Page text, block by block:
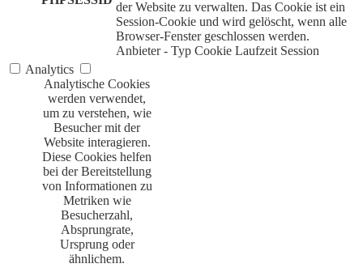
der Website zu verwalten. Das Cookie ist ein
Session-Cookie und wird gelöscht, wenn alle
Browser-Fenster geschlossen werden.
Anbieter - Typ Cookie Laufzeit Session
Analytics
Analytische Cookies
werden verwendet,
um zu verstehen, wie
Besucher mit der
Website interagieren.
Diese Cookies helfen
bei der Bereitstellung
von Informationen zu
Metriken wie
Besucherzahl,
Absprungrate,
Ursprung oder
ähnlichem.